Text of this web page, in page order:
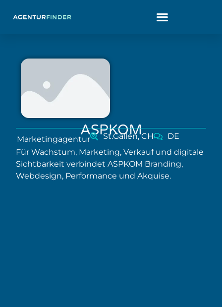
ASPKOM
Marketingagentur St.Gallen, CH
DE
Für Wachstum, Marketing, Verkauf und digitale
Sichtbarkeit verbindet ASPKOM Branding,
Webdesign, Performance und Akquise.